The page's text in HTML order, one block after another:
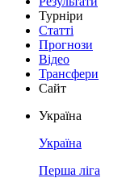
Турніри
Статті
Прогнози
Відео
Трансфери
Сайт
Україна
Україна
Перша ліга